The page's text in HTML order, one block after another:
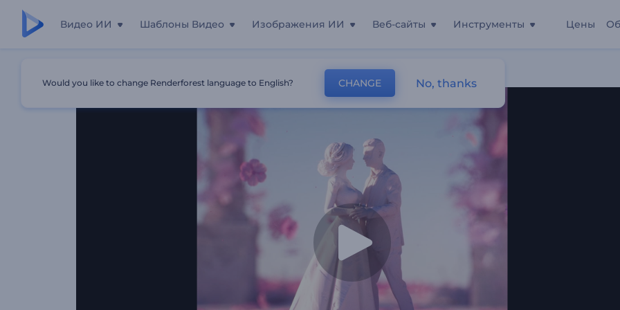
Видео ИИ Шаблоны Видео Изображения ИИ Веб-сайты Инструменты Цены
Пригласительные "Свадебная Статуэтка"
Would you like to change Renderforest language to English?
CHANGE No, thanks